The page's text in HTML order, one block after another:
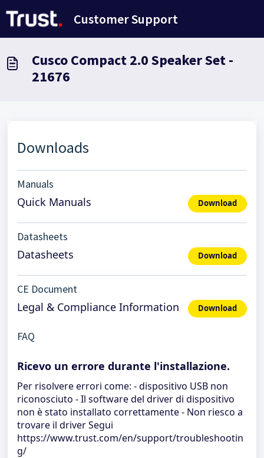
Customer Support
Cusco Compact 2.0 Speaker Set -
21676
Downloads
Manuals
Quick Manuals Download
Datasheets
Datasheets Download
CE Document
Legal & Compliance Information Download
FAQ
Ricevo un errore durante l'installazione.
Per risolvere errori come: - dispositivo USB non
riconosciuto - Il software del driver di dispositivo
non è stato installato correttamente - Non riesco a
trovare il driver Segui
https://www.trust.com/en/support/troubleshootin
g/